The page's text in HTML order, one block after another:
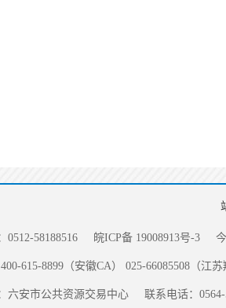
0512-58188516 皖ICP备 19008913号-3
615-8899（安徽CA） 025-66085508（江
六安市公共资源交易中心 联系电话：0564-